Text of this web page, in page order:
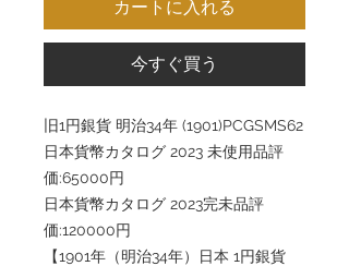
カートに入れる
今すぐ買う
旧1円銀貨 明治34年 (1901)PCGSMS62
日本貨幣カタログ 2023 未使用品評
価:65000円
日本貨幣カタログ 2023完未品評
価:120000円
【1901年（明治34年）日本 1円銀貨